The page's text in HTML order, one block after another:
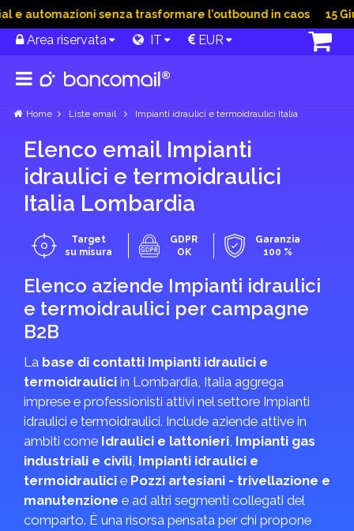
senza trasformare l’outbound in caos 15 Giu
Area riservata IT EUR
Home Liste email Impianti idraulici e termoidraulici Italia
Elenco email Impianti
idraulici e termoidraulici
Italia Lombardia
Target
su misura
GDPR
OK
Garanzia
100 %
Elenco aziende Impianti idraulici
e termoidraulici per campagne
B2B
La base di contatti Impianti idraulici e
termoidraulici in Lombardia, Italia aggrega
imprese e professionisti attivi nel settore Impianti
idraulici e termoidraulici. Include aziende attive in
ambiti come Idraulici e lattonieri, Impianti gas
industriali e civili, Impianti idraulici e
termoidraulici e Pozzi artesiani - trivellazione e
manutenzione e ad altri segmenti collegati del
comparto. È una risorsa pensata per chi propone